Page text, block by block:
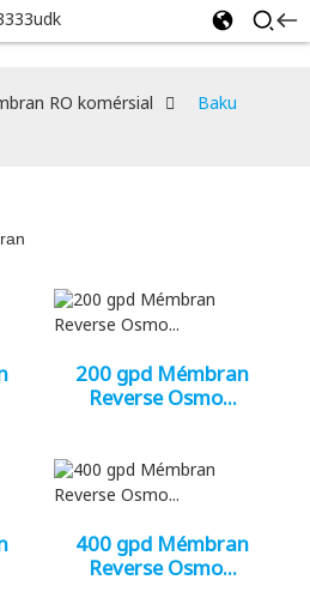
RO komérsial
Baku
200 gpd Mémbran
Reverse Osmo...
400 gpd Mémbran
Reverse Osmo...